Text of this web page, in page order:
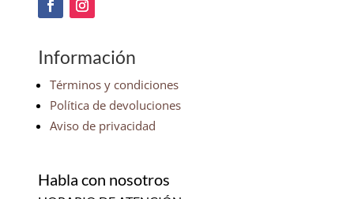
Información
Términos y condiciones
Política de devoluciones
Aviso de privacidad
Habla con nosotros